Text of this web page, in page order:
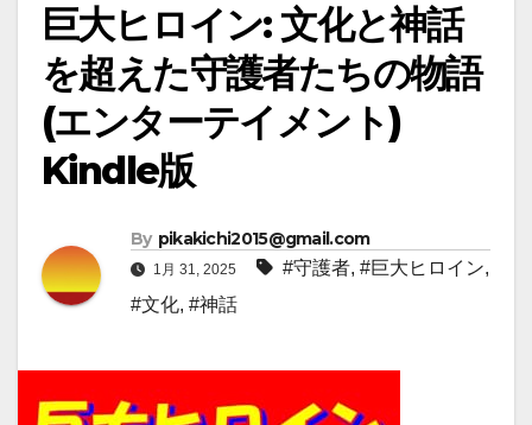
巨大ヒロイン: 文化と神話
を超えた守護者たちの物語
(エンターテイメント)
Kindle版
By pikakichi2015@gmail.com
1月 31, 2025 #守護者, #巨大ヒロイン,
#文化, #神話